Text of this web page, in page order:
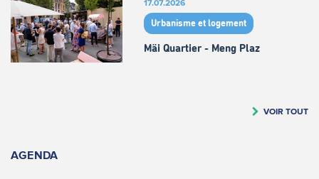
17.07.2026
Urbanisme et logement
Mäi Quartier - Meng Plaz
VOIR TOUT
AGENDA